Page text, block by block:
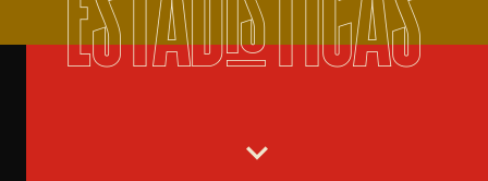
expand_more